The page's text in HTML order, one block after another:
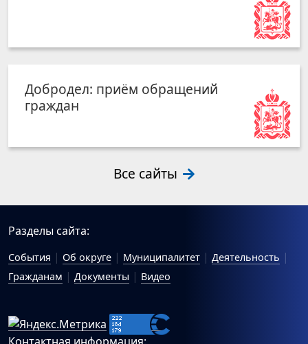
Добродел: приём обращений
граждан
Все сайты
Разделы сайта:
События Об округе Муниципалитет
Деятельность
Гражданам
Документы Видео